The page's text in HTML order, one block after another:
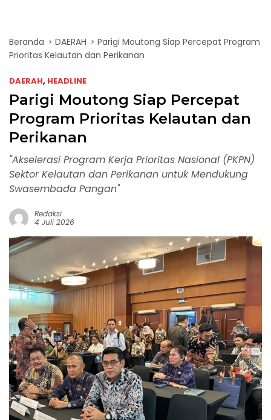
Beranda DAERAH
Parigi Moutong Siap Percepat Program
Prioritas Kelautan dan Perikanan
DAERAH, HEADLINE
Parigi Moutong Siap Percepat
Program Prioritas Kelautan dan
Perikanan
"Akselerasi Program Kerja Prioritas Nasional (PKPN)
Sektor Kelautan dan Perikanan untuk Mendukung
Swasembada Pangan"
Redaksi
4 Juli 2026